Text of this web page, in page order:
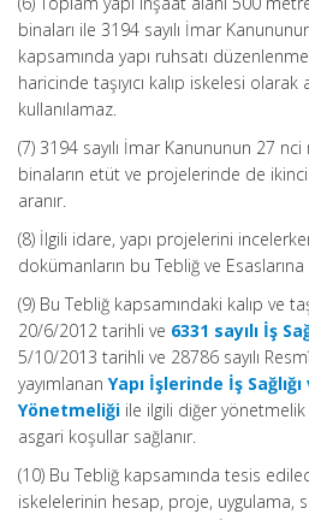
binaları ile 3194 sayılı İmar
kapsamında yapı ruhsatı
haricinde taşıyıcı kalıp iskelesi
kullanılamaz.
(7) 3194 sayılı İmar Kanununun 27
binaların etüt ve projelerinde de
aranır.
(8) İlgili idare, yapı projelerini
dokümanların bu Tebliğ ve
(9) Bu Tebliğ kapsamındaki kalıp ve
20/6/2012 tarihli ve 6331 sayılı İş
5/10/2013 tarihli ve 28786 sayılı
yayımlanan Yapı İşlerinde İş
Yönetmeliği ile ilgili diğer
asgari koşullar sağlanır.
(10) Bu Tebliğ kapsamında tesis
iskelelerinin hesap, proje, uygulama,